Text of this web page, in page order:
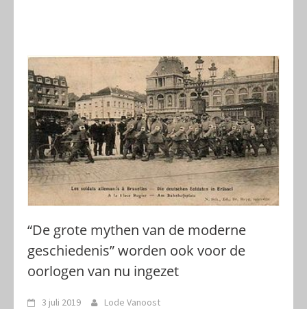
“De grote mythen van de moderne
geschiedenis” worden ook voor de
oorlogen van nu ingezet
3 juli 2019 Lode Vanoost